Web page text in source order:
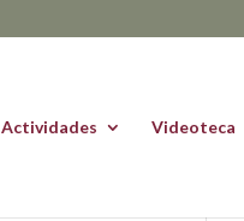
Actividades Videoteca